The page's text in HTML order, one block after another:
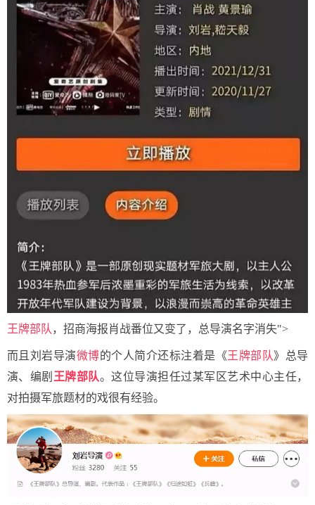
王牌部队，招商海报肖战番位又变了，总导演名字消失">
而且刘岩导演微博的个人简介还标注着是《王牌部队》总导
演、编剧 王牌部队。这位导演担任过某军区艺术中心主任，
对拍摄军旅题材的戏很有经验。